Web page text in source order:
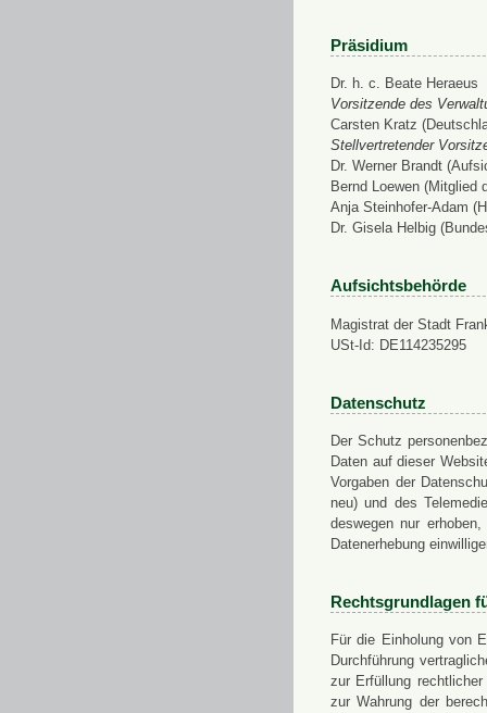
Präsidium
Dr. h. c. Beate Heraeus
Vorsitzende des
Carsten Kratz
Stellvertretender
Dr. Werner Brandt
Bernd Loewen (Mitglied
Anja Steinhofer-Adam
Dr. Gisela Helbig
Aufsichtsbehörde
Magistrat der Stadt
USt-Id: DE114235295
Datenschutz
Der Schutz
Daten auf dieser
Vorgaben der
neu) und des
deswegen nur
Datenerhebung
Rechtsgrundlagen
Für die Einholung von
Durchführung
zur Erfüllung
zur Wahrung der